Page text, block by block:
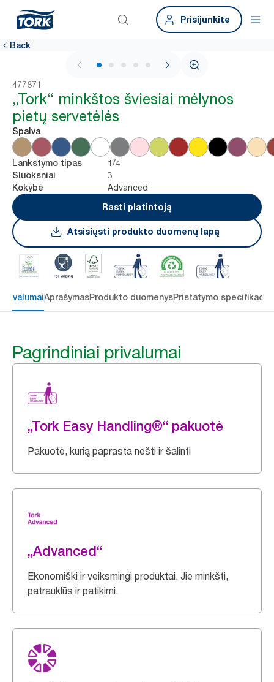
Prisijunkite
Back
1 / 6
477871
„Tork“ minkštos šviesiai mėlynos
pietų servetėlės
Spalva
Lankstymo tipas 1/4
Sluoksniai 3
Kokybė
Advanced
Rasti platintoją
Atsisiųsti produkto duomenų lapą
AprašymasProdukto duomenysPristatymo
Pagrindiniai privalumai
„Tork Easy Handling®“ pakuotė
Pakuotė, kurią paprasta nešti ir šalinti
„Advanced“
Ekonomiški ir veiksmingi produktai. Jie minkšti,
patrauklūs ir patikimi.